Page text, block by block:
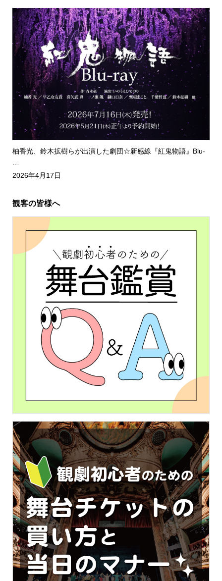
柚香光、鈴木拡樹らが出演した劇団☆新感線『紅鬼物語』Blu-
2026年4月17日
観客の皆様へ